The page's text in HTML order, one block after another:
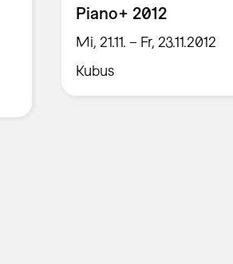
Piano+ 2012
Mi, 21.11. – Fr, 23.11.2012
Kubus